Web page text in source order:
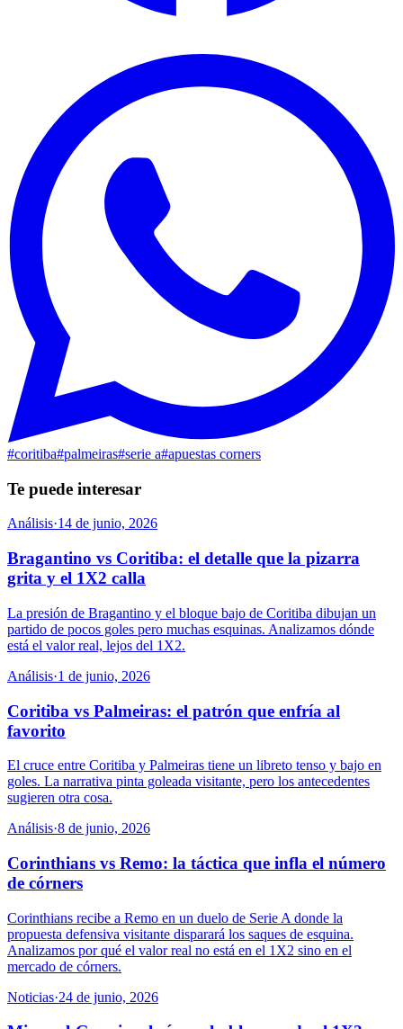
#coritiba#palmeiras#serie a#apuestas corners
Te puede interesar
Análisis·14 de junio, 2026
Bragantino vs Coritiba: el detalle que la pizarra
grita y el 1X2 calla
La presión de Bragantino y el bloque bajo de Coritiba dibujan un
partido de pocos goles pero muchas esquinas. Analizamos dónde
está el valor real, lejos del 1X2.
Análisis·1 de junio, 2026
Coritiba vs Palmeiras: el patrón que enfría al
favorito
El cruce entre Coritiba y Palmeiras tiene un libreto tenso y bajo en
goles. La narrativa pinta goleada visitante, pero los antecedentes
sugieren otra cosa.
Análisis·8 de junio, 2026
Corinthians vs Remo: la táctica que infla el número
de córners
Corinthians recibe a Remo en un duelo de Serie A donde la
propuesta defensiva visitante disparará los saques de esquina.
Analizamos por qué el valor real no está en el 1X2 sino en el
mercado de córners.
Noticias·24 de junio, 2026